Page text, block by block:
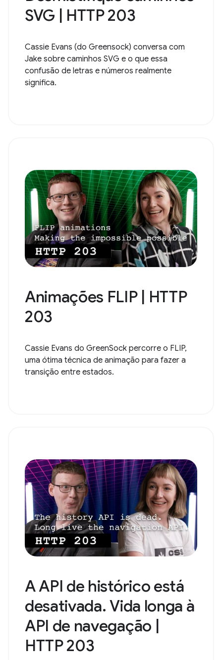
SVG | HTTP 203
Cassie Evans (do Greensock) conversa com
Jake sobre caminhos SVG e o que essa
confusão de letras e números realmente
significa.
Animações FLIP | HTTP
203
Cassie Evans do GreenSock percorre o FLIP,
uma ótima técnica de animação para fazer a
transição entre estados.
A API de histórico está
desativada. Vida longa à
API de navegação |
HTTP 203